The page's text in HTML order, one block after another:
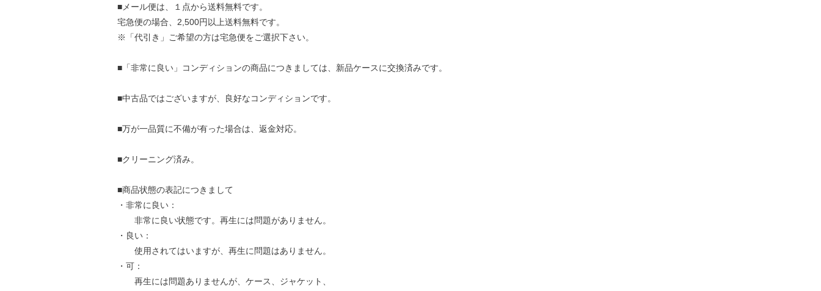
■メール便は、１点から送料無料です。
宅急便の場合、2,500円以上送料無料です。
※「代引き」ご希望の方は宅急便をご選択下さい。
■「非常に良い」コンディションの商品につきましては、新品ケースに交換済みです。
■中古品ではございますが、良好なコンディションです。
■万が一品質に不備が有った場合は、返金対応。
■クリーニング済み。
■商品状態の表記につきまして
・非常に良い：
非常に良い状態です。再生には問題がありません。
・良い：
使用されてはいますが、再生に問題はありません。
・可：
再生には問題ありませんが、ケース、ジャケット、